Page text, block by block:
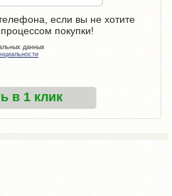
в 1 клик
если вы не хотите
покупки!
данных